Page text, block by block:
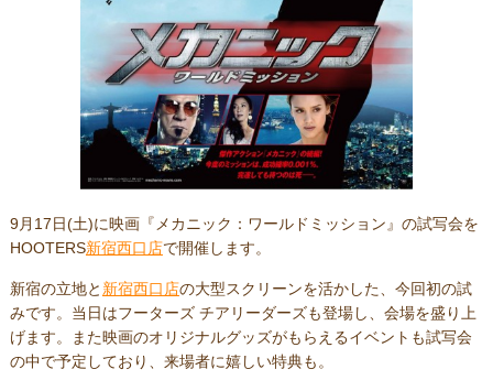
9月17日(土)に映画『メカニック：ワールドミッション』の試写会を
HOOTERS新宿西口店で開催します。
新宿の立地と 新宿西口店の大型スクリーンを活かした、今回初の試
みです。当日はフーターズ チアリーダーズも登場し、会場を盛り上
げます。また映画のオリジナルグッズがもらえるイベントも試写会
の中で予定しており、来場者に嬉しい特典も。